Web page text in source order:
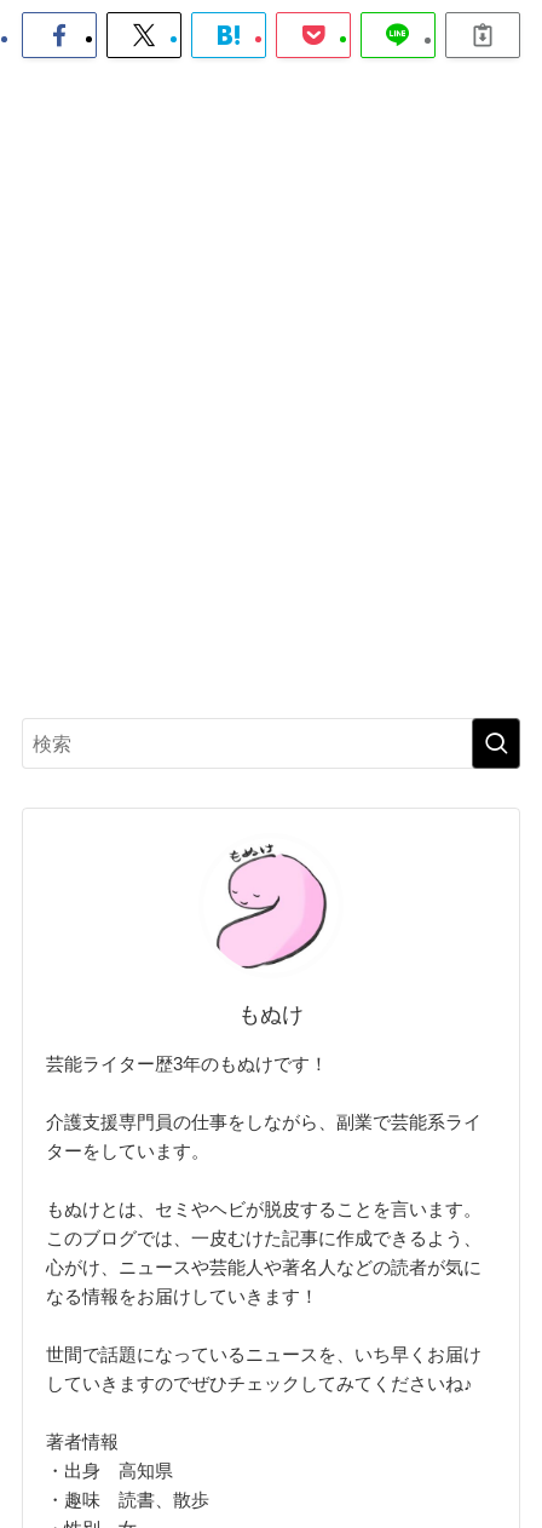
もぬけ
芸能ライター歴3年のもぬけです！
介護支援専門員の仕事をしながら、副業で芸能系ライ
ターをしています。
もぬけとは、セミやヘビが脱皮することを言います。
このブログでは、一皮むけた記事に作成できるよう、
心がけ、ニュースや芸能人や著名人などの読者が気に
なる情報をお届けしていきます！
世間で話題になっているニュースを、いち早くお届け
していきますのでぜひチェックしてみてくださいね♪
著者情報
・出身 高知県
・趣味 読書、散歩